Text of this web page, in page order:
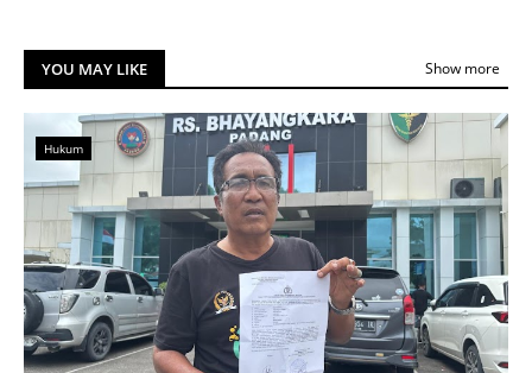
YOU MAY LIKE Show more
Hukum